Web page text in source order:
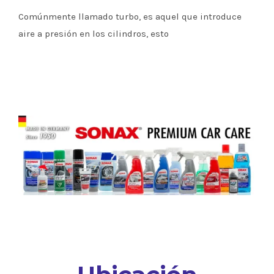
Comúnmente llamado turbo, es aquel que introduce
aire a presión en los cilindros, esto